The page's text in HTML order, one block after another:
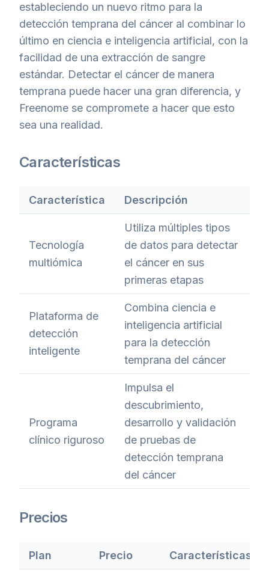
estableciendo un nuevo ritmo para la
detección temprana del cáncer al combinar lo
último en ciencia e inteligencia artificial, con la
facilidad de una extracción de sangre
estándar. Detectar el cáncer de manera
temprana puede hacer una gran diferencia, y
Freenome se compromete a hacer que esto
sea una realidad.
Características
Característica Descripción
Tecnología
multiómica
Utiliza múltiples tipos
de datos para detectar
el cáncer en sus
primeras etapas
Plataforma de
detección
inteligente
Combina ciencia e
inteligencia artificial
para la detección
temprana del cáncer
Programa
clínico riguroso
Impulsa el
descubrimiento,
desarrollo y validación
de pruebas de
detección temprana
del cáncer
Precios
Plan Precio Características